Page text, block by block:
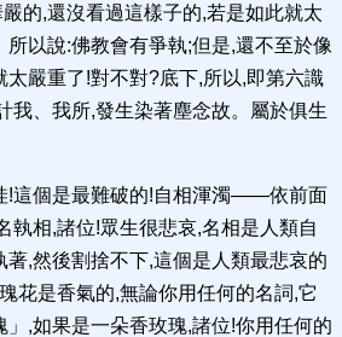
的,還沒看過這樣子的,若是如此就太
所以說:佛教會有爭執;但是,還不至於像
太嚴重了!對不對?底下,所以,即第六識
我、我所,發生染著塵念故。屬於俱生
!這個是最難破的!自相渾濁——依前面
執相,諸位!眾生很悲哀,名相是人類自
著,然後割捨不下,這個是人類最悲哀的
花是香氣的,無論你用任何的名詞,它
,如果是一朵香玫瑰,諸位!你用任何的